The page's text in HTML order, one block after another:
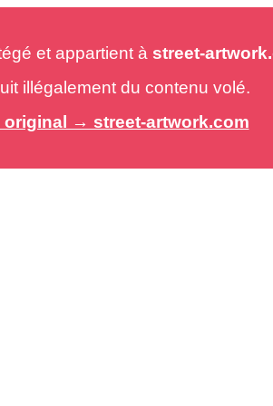
et appartient à street-
illégalement du contenu volé.
original → street-artwork.com